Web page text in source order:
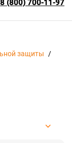
8 (800) 700-11-97
защиты